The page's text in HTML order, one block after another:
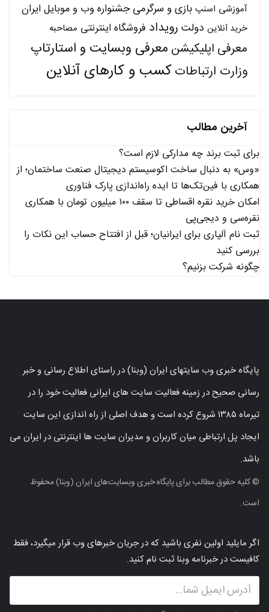
آموزشی اسنپ بازی و سرگرمی جشنواره وب و موبایل ایران
خرید آنلاین دولت رویداد فروشگاه اینترنتی مصاحبه
معرفی اپلیکیشن معرفی وبسایت و استارتاپ
وزارت ارتباطاتکسب و کارهای آنلاین
آخرین مطالب
برای ثبت برند چه مدارکی لازم است؟
«وس» به دنبال ساخت اکوسیستم دیجیتال صنعت ساختمان؛ از
همکاری با فین‌تک‌ها تا ایده راه‌اندازی پارک فناوری
امکان خرید نقره اقساطی تا سقف ۱۰۰ میلیون تومان با همکاری
نقره‌سی و دیجی‌پی
ثبت نام آلپاری برای ایرانیان؛ قبل از افتتاح حساب این نکات را
بررسی کنید
چگونه شرکت بزنیم؟
پایگاه خبری وب سایتهای ایران (وبنا) در راستای اطلاع رسانی و خبر
رسانی صحیح در زمینه فعالیت سایت های ایرانی فعالیت خود را در
تیرماه ۱۳۸۵ شروع کرده است و هدف اصلی از راه اندازی این سایت
ایجاد پل ارتباطی میان کاربران و مدیران سایت ها اینترنتی در ایران می
باشد.
© کلیه حقوق مطالب برای پایگاه خبری وبسایت‌های ایران (وبنا) محفوظ
است.
اگر مایلید اولین نفری باشید که در جریان خبرهای وب قرار میگیرد، فقط
کافیست در خبرنامه وبنا ثبت نام کنید.